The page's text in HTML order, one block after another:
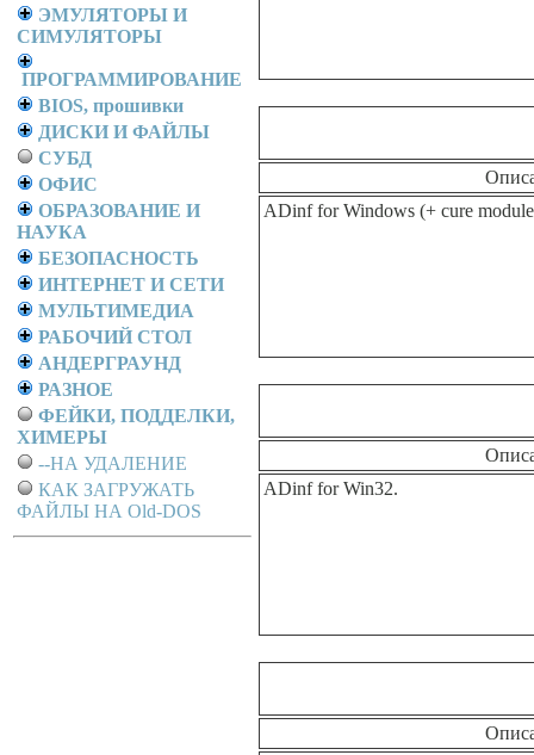
ЭМУЛЯТОРЫ И
СИМУЛЯТОРЫ
ПРОГРАММИРОВАНИЕ
BIOS, прошивки
ДИСКИ И ФАЙЛЫ
СУБД
ОФИС
ОБРАЗОВАНИЕ И
НАУКА
БЕЗОПАСНОСТЬ
ИНТЕРНЕТ И СЕТИ
МУЛЬТИМЕДИА
РАБОЧИЙ СТОЛ
АНДЕРГРАУНД
РАЗНОЕ
ФЕЙКИ, ПОДДЕЛКИ,
ХИМЕРЫ
--НА УДАЛЕНИЕ
КАК ЗАГРУЖАТЬ
ФАЙЛЫ НА Old-DOS
ADinf for Windows (+ cure
ADinf for Win32.